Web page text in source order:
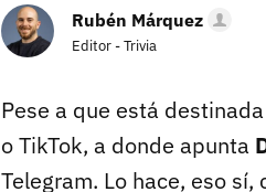
Rubén Márquez
Editor - Trivia
Pese a que está
o TikTok, a donde apunta
Telegram. Lo hace, eso